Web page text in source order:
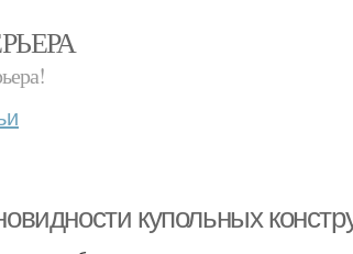
купольных